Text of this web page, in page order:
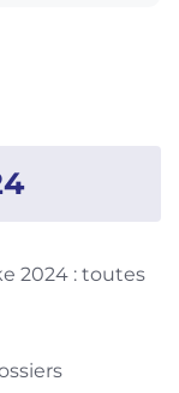
2024 : toutes